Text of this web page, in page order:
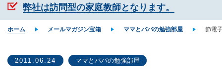
弊社は訪問型の家庭教師となります。
ホーム メールマガジン宝箱 ママとパパの勉強部屋 節電
2011.06.24 ママとパパの勉強部屋